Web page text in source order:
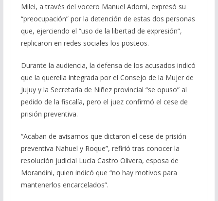
Milei, a través del vocero Manuel Adorni, expresó su
“preocupación” por la detención de estas dos personas
que, ejerciendo el “uso de la libertad de expresión”,
replicaron en redes sociales los posteos.
Durante la audiencia, la defensa de los acusados indicó
que la querella integrada por el Consejo de la Mujer de
Jujuy y la Secretaría de Niñez provincial “se opuso” al
pedido de la fiscalía, pero el juez confirmó el cese de
prisión preventiva.
“Acaban de avisarnos que dictaron el cese de prisión
preventiva Nahuel y Roque”, refirió tras conocer la
resolución judicial Lucía Castro Olivera, esposa de
Morandini, quien indicó que “no hay motivos para
mantenerlos encarcelados”.